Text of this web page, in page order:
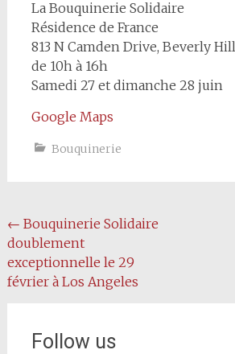
La Bouquinerie Solidaire
Résidence de France
813 N Camden Drive, Beverly
de 10h à 16h
Samedi 27 et dimanche 28 juin
Google Maps
Bouquinerie
Post
navigation
← Bouquinerie Solidaire
doublement
exceptionnelle le 29
février à Los Angeles
Follow us